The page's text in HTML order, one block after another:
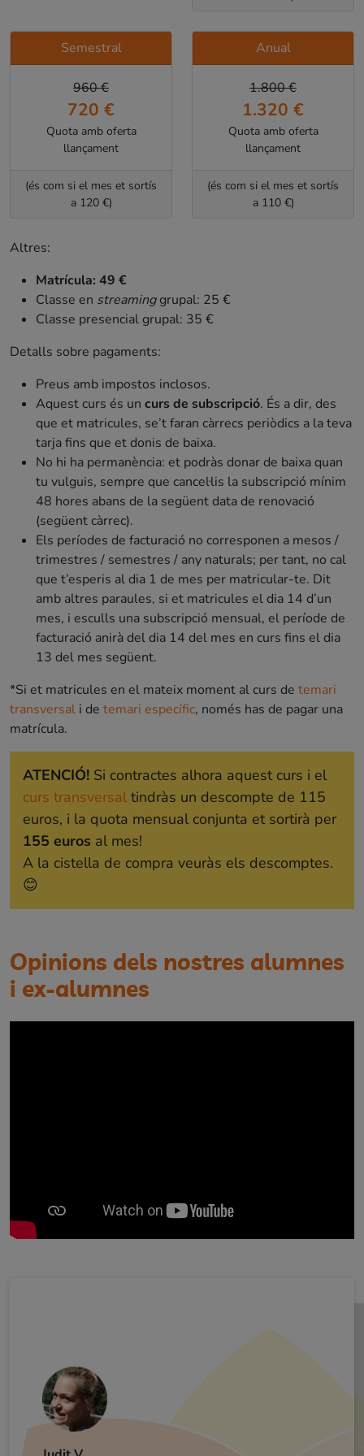
Semestral
960 €
720 €
Quota amb oferta
llançament
(és com si el mes et sortís
a 120 €)
Anual
1.800 €
1.320 €
Quota amb oferta
llançament
(és com si el mes et sortís
a 110 €)
Altres:
Matrícula: 49 €
Classe en streaminggrupal: 25 €
Classe presencial grupal: 35 €
Detalls sobre pagaments:
Preus amb impostos inclosos.
Aquest curs és un curs de subscripció. És a dir, des
que et matricules, se’t faran càrrecs periòdics a la teva
tarja fins que et donis de baixa.
No hi ha permanència: et podràs donar de baixa quan
tu vulguis, sempre que cancel·lis la subscripció mínim
48 hores abans de la següent data de renovació
(següent càrrec).
Els períodes de facturació no corresponen a mesos /
trimestres / semestres / any naturals; per tant, no cal
que t’esperis al dia 1 de mes per matricular-te. Dit
amb altres paraules, si et matricules el dia 14 d’un
mes, i esculls una subscripció mensual, el període de
facturació anirà del dia 14 del mes en curs fins el dia
13 del mes següent.
*Si et matricules en el mateix moment al curs de temari
transversal i de temari específic, només has de pagar una
matrícula.
ATENCIÓ! Si contractes alhora aquest curs i el
curs transversal tindràs un descompte de 115
euros, i la quota mensual conjunta et sortirà per
155 euros al mes!
A la cistella de compra veuràs els descomptes.
😊
Opinions dels nostres alumnes
i ex-alumnes